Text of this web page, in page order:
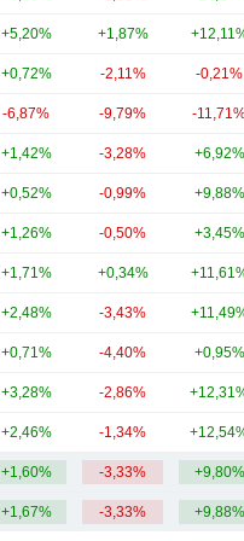
+5,20% +1,87%
+0,72% -2,11% -0,21%
-6,87% -9,79% -
+1,42% -3,28% +6,92%
+0,52% -0,99% +9,88%
+1,26% -0,50% +3,45%
+1,71% +0,34%
+2,48% -3,43%
+0,71% -4,40% +0,95%
+3,28% -2,86%
+2,46% -1,34%
+1,60% -3,33% +9,80%
+1,67% -3,33% +9,88%